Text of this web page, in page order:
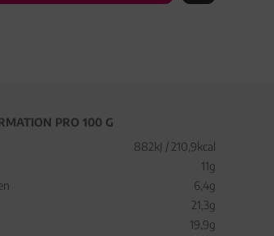
PRO 100 G
882kJ / 210,9kcal
11g
6,4g
21,3g
19,9g